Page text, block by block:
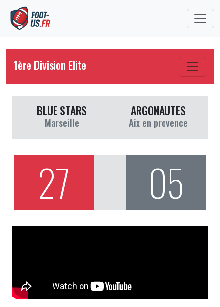
1ère Division Elite
BLUE STARS
Marseille
ARGONAUTES
Aix en provence
27 05